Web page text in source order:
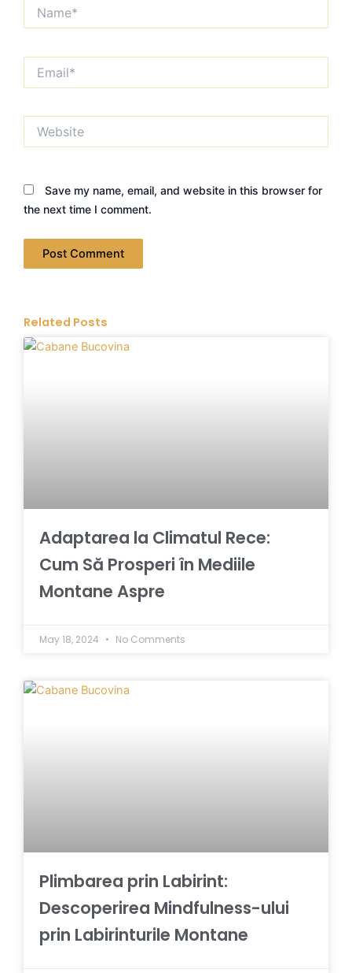
Save my name, email, and website in this browser for
the next time I comment.
Related Posts
Adaptarea la Climatul Rece:
Cum Să Prosperi în Mediile
Montane Aspre
May 18, 2024 No Comments
Plimbarea prin Labirint:
Descoperirea Mindfulness-ului
prin Labirinturile Montane